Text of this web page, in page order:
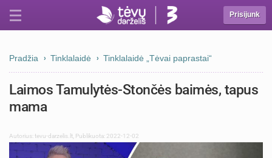
Prisijunk
Pradžia Tinklalaidė Tinklalaidė „Tėvai paprastai“
Laimos Tamulytės-Stončės baimės, tapus
mama
Autorius:tevu-darzelis.lt Publikuota: 2022-12-02